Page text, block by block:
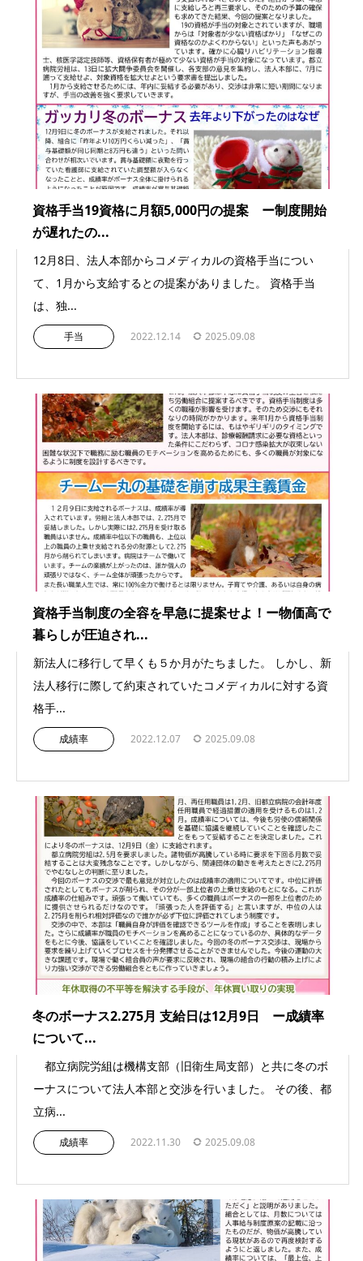
資格手当19資格に月額5,000円の提案 ー制度開始
が遅れたの...
12月8日、法人本部からコメディカルの資格手当につい
て、1月から支給するとの提案がありました。 資格手当
は、独...
手当 2022.12.14 2025.09.08
資格手当制度の全容を早急に提案せよ！ー物価高で
暮らしが圧迫され...
新法人に移行して早くも５か月がたちました。 しかし、新
法人移行に際して約束されていたコメディカルに対する資
格手...
成績率 2022.12.07 2025.09.08
冬のボーナス2.275月 支給日は12月9日 ー成績率
について...
都立病院労組は機構支部（旧衛生局支部）と共に冬のボ
ーナスについて法人本部と交渉を行いました。 その後、都
立病...
成績率 2022.11.30 2025.09.08